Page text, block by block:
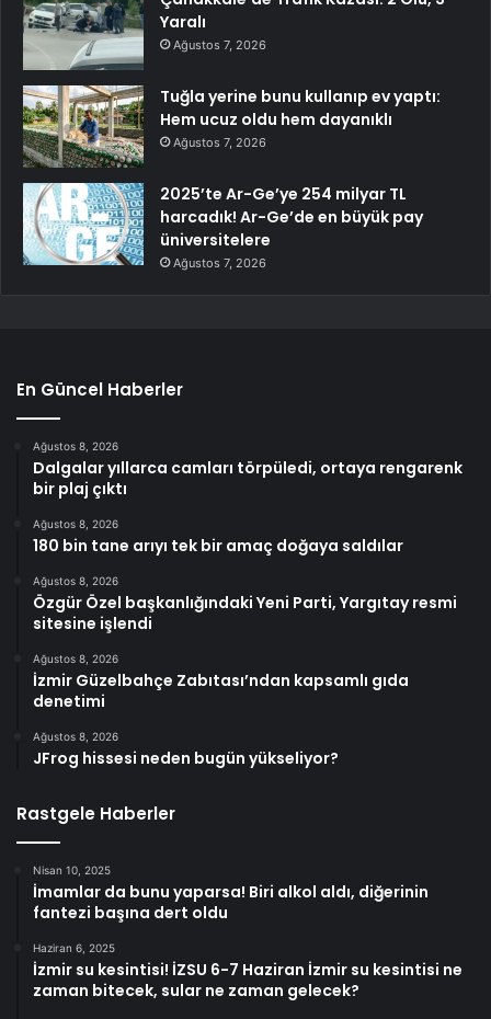
Yaralı
Ağustos 7, 2026
Tuğla yerine bunu kullanıp ev yaptı:
Hem ucuz oldu hem dayanıklı
Ağustos 7, 2026
2025’te Ar-Ge’ye 254 milyar TL
harcadık! Ar-Ge’de en büyük pay
üniversitelere
Ağustos 7, 2026
En Güncel Haberler
Ağustos 8, 2026
Dalgalar yıllarca camları törpüledi, ortaya rengarenk
bir plaj çıktı
Ağustos 8, 2026
180 bin tane arıyı tek bir amaç doğaya saldılar
Ağustos 8, 2026
Özgür Özel başkanlığındaki Yeni Parti, Yargıtay resmi
sitesine işlendi
Ağustos 8, 2026
İzmir Güzelbahçe Zabıtası’ndan kapsamlı gıda
denetimi
Ağustos 8, 2026
JFrog hissesi neden bugün yükseliyor?
Rastgele Haberler
Nisan 10, 2025
İmamlar da bunu yaparsa! Biri alkol aldı, diğerinin
fantezi başına dert oldu
Haziran 6, 2025
İzmir su kesintisi! İZSU 6-7 Haziran İzmir su kesintisi ne
zaman bitecek, sular ne zaman gelecek?